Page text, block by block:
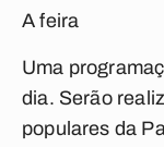
A feira
Uma
dia. Serão
populares da